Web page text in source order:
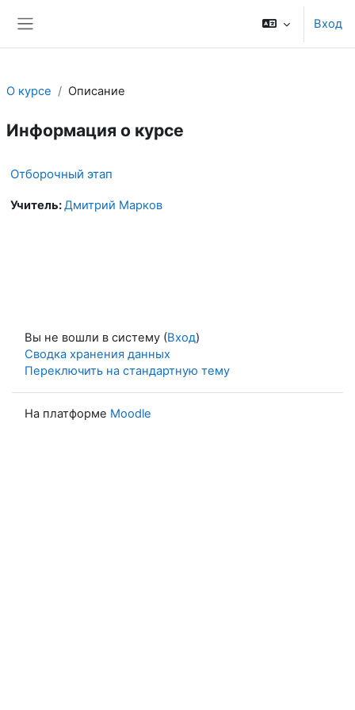
Вход
О курсе Описание
Информация о курсе
Отборочный этап
Учитель:Дмитрий Марков
Вы не вошли в систему (Вход)
Сводка хранения данных
Переключить на стандартную тему
На платформе Moodle